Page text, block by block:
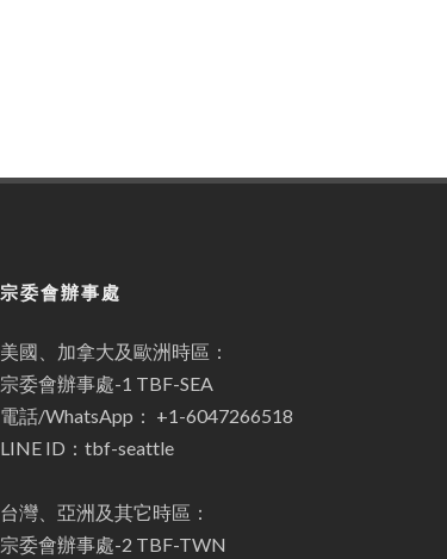
宗委會辦事處
美國、加拿大及歐洲時區：
宗委會辦事處-1 TBF-SEA
電話/WhatsApp： +1-6047266518
LINE ID：tbf-seattle
台灣、亞洲及其它時區：
宗委會辦事處-2 TBF-TWN